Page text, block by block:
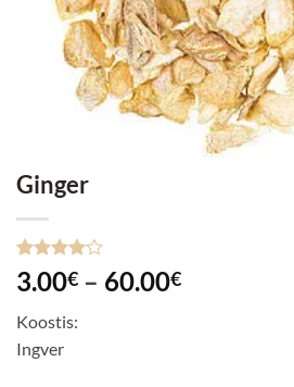
Ginger
Hinnatud
4/5
1
hinnangu
põhjal
3.00€ – 60.00€
Koostis:
Ingver